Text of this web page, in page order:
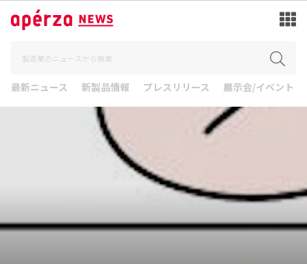
最新ニュース 新製品情報 プレスリリース 展示会/イベント